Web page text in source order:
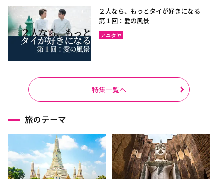
２人なら、もっとタイが好きになる｜
第１回：愛の風景
アユタヤ
特集一覧へ
旅のテーマ